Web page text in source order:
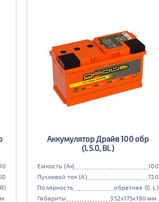
Аккумулятор Драйв 100 обр
(L5.0, BL)
Емкость (Ач)
100
Пусковой ток (А)
720
Полярность
обратная (0, L)
Габариты
352x175x190 мм.